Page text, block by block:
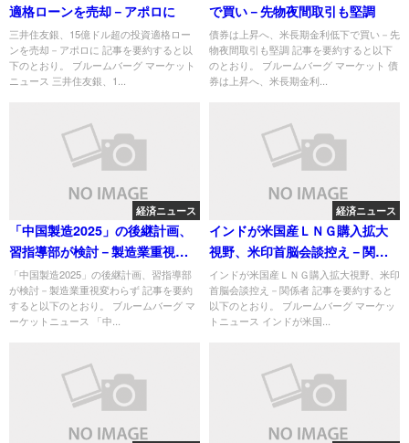
適格ローンを売却－アポロに
三井住友銀、15億ドル超の投資適格ロー
ンを売却－アポロに 記事を要約すると以
下のとおり。 ブルームバーグ マーケット
ニュース 三井住友銀、1...
で買い－先物夜間取引も堅調
債券は上昇へ、米長期金利低下で買い－先
物夜間取引も堅調 記事を要約すると以下
のとおり。 ブルームバーグ マーケット 債
券は上昇へ、米長期金利...
経済ニュース
「中国製造2025」の後継計画、
習指導部が検討－製造業重視変
わらず
「中国製造2025」の後継計画、習指導部
が検討－製造業重視変わらず 記事を要約
すると以下のとおり。 ブルームバーグ マ
ーケットニュース 「中...
経済ニュース
インドが米国産ＬＮＧ購入拡大
視野、米印首脳会談控え－関係
者
インドが米国産ＬＮＧ購入拡大視野、米印
首脳会談控え－関係者 記事を要約すると
以下のとおり。 ブルームバーグ マーケッ
トニュース インドが米国...